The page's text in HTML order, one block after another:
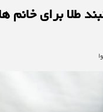
طلا برای خانم